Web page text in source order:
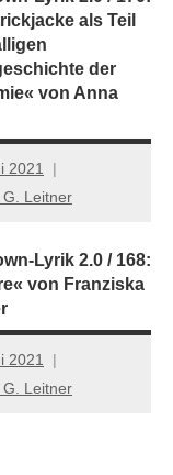
als Teil
der
von Anna
2021
G. Leitner
Lyrik 2.0 / 168:
von Franziska
2021
G. Leitner